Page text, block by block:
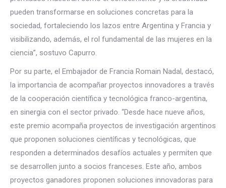
pueden transformarse en soluciones concretas para la
sociedad, fortaleciendo los lazos entre Argentina y Francia y
visibilizando, además, el rol fundamental de las mujeres en la
ciencia”, sostuvo Capurro.
Por su parte, el Embajador de Francia Romain Nadal, destacó,
la importancia de acompañar proyectos innovadores a través
de la cooperación científica y tecnológica franco-argentina,
en sinergia con el sector privado. “Desde hace nueve años,
este premio acompaña proyectos de investigación argentinos
que proponen soluciones científicas y tecnológicas, que
responden a determinados desafíos actuales y permiten que
se desarrollen junto a socios franceses. Este año, ambos
proyectos ganadores proponen soluciones innovadoras para